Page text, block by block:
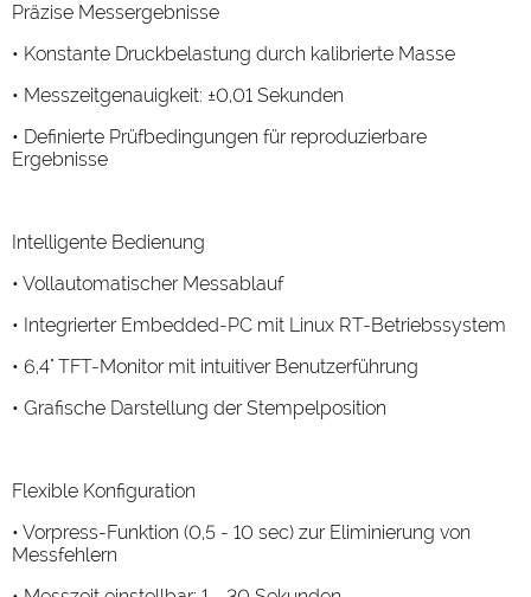
Präzise Messergebnisse
• Konstante Druckbelastung durch kalibrierte Masse
• Messzeitgenauigkeit: ±0,01 Sekunden
• Definierte Prüfbedingungen für reproduzierbare
Ergebnisse
Intelligente Bedienung
• Vollautomatischer Messablauf
• Integrierter Embedded-PC mit Linux RT-Betriebssystem
• 6,4" TFT-Monitor mit intuitiver Benutzerführung
• Grafische Darstellung der Stempelposition
Flexible Konfiguration
• Vorpress-Funktion (0,5 - 10 sec) zur Eliminierung von
Messfehlern